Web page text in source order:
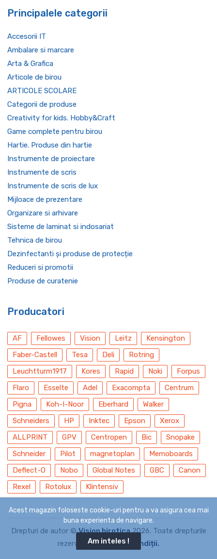
Principalele categorii
Accesorii IT
Ambalare si marcare
Arta & Grafica
Articole de birou
ARTICOLE SCOLARE
Categorii de produse
Creativity for kids. Hobby&Craft
Game complete pentru birou
Hartie. Produse din hartie
Instrumente de proiectare
Instrumente de scris
Instrumente de scris de lux
Mijloace de prezentare
Organizare si arhivare
Sisteme de laminat si indosariat
Tehnica de birou
Dezinfectanti și produse de protecție
Reduceri si promotii
Produse de curatenie
Producatori
AF Fellowes Vision Leitz
Kensington
Faber-Castell
Tesa Deli
Rotring
Leuchtturm1917
Kores Rapid Noki
Forpus
Flaro
Esselte Adel Exacompta
Centrum
Pigna
Koh-I-Noor Eberhard
Walker
Schneiders
HP Inktec Epson
Xerox
ALLPRINT
GPV Centropen Bic
Snopake
Schneider
Pilot magnetoplan
Memoboards
Deflect-O
Nobo Global Notes GBC
Canon
Rexel
Rotolux Klintensiv
Drepturi de autor ©Vision birotica2026. Toate drepturile
rezervate.Termeni și condiții.
Acest magazin foloseste cookie-uri pentru a va asigura cea mai
buna experienta de navigare.
Am inteles !